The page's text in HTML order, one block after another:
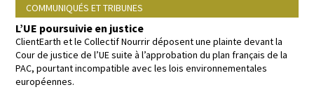
COMMUNIQUÉS ET TRIBUNES
L’UE poursuivie en justice
Clien­tEarth et le Col­lec­tif Nour­rir déposent une plainte devant la
Cour de jus­tice de l’UE suite à l’approbation du plan français de la
PAC, pour­tant incom­pat­i­ble avec les lois envi­ron­nemen­tales
européennes.